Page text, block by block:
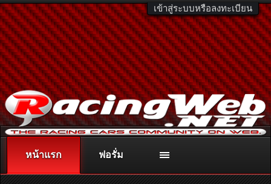
เข้าสู่ระบบหรือลงทะเบียน
ติดต่อลงโฆษณา racingweb@gmail.comหรือโทร. 081-811-1138
หรืออ่านรายละเอียดเพิ่มเติม คลิกที่นี่
หน้าแรก ฟอรั่ม